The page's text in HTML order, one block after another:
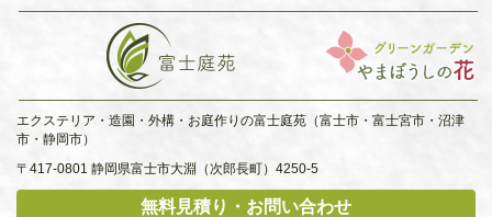
Skip
エクステリア・造園・外構・お庭作りの富士庭苑（富士市・富士宮市・沼津
市・静岡市）
〒417-0801 静岡県富士市大淵（次郎長町）4250-5
無料見積り・お問い合わせ